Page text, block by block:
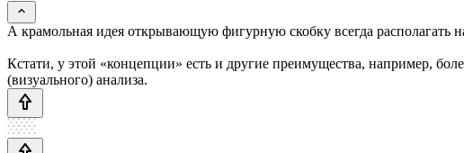
А крамольная идея открывающую фигурную скобку всегда располагать
Кстати, у этой «концепции» есть и другие преимущества, например,
(визуального) анализа.